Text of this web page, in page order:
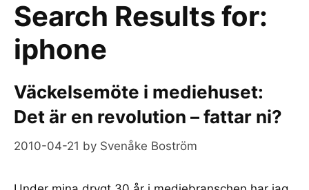
Search Results for:
iphone
Väckelsemöte i mediehuset:
Det är en revolution – fattar ni?
2010-04-21 by Svenåke Boström